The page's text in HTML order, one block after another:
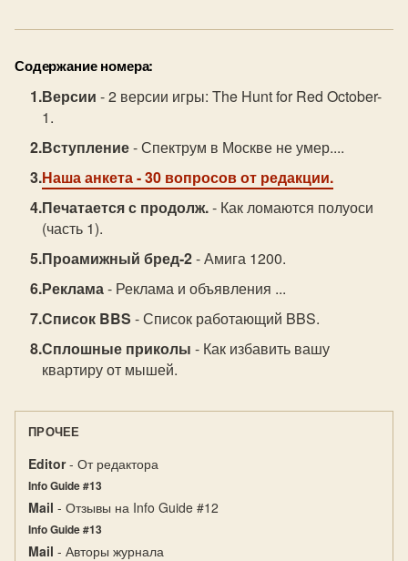
Содержание номера:
Версии - 2 версии игры: The Hunt for Red October-
1.
Вступление- Спектрум в Москве не умер....
Наша анкета- 30 вопросов от редакции.
Печатается с продолж.- Как ломаются полуоси
(часть 1).
Проамижный бред-2- Амига 1200.
Реклама- Реклама и объявления ...
Список BBS - Список работающий BBS.
Сплошные приколы - Как избавить вашу
квартиру от мышей.
ПРОЧЕЕ
Editor- От редактора
Info Guide #13
Mail - Отзывы на Info Guide #12
Info Guide #13
Mail - Авторы журнала